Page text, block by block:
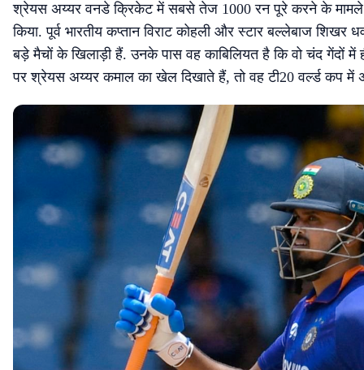
श्रेयस अय्यर वनडे क्रिकेट में सबसे तेज 1000 रन पूरे करने के मामले में
किया. पूर्व भारतीय कप्तान विराट कोहली और स्टार बल्लेबाज शिखर
बड़े मैचों के खिलाड़ी हैं. उनके पास वह काबिलियत है कि वो चंद गेंदों
पर श्रेयस अय्यर कमाल का खेल दिखाते हैं, तो वह टी20 वर्ल्ड कप